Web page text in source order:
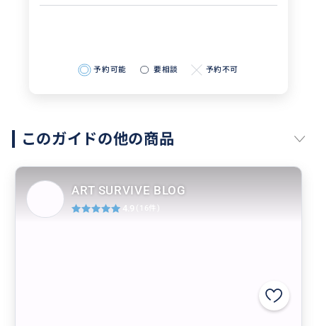
予約可能 要相談 予約不可
このガイドの他の商品
ART SURVIVE BLOG
4.9 (16件)